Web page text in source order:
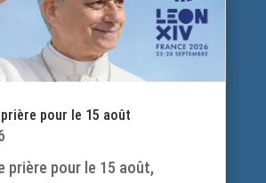
pour le 15 août
prière pour le 15 août,